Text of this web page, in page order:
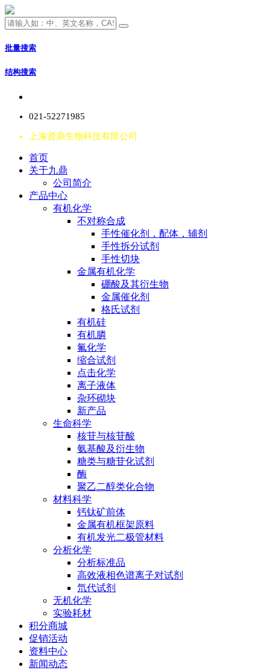
批量搜索
结构搜索
021-52271985
上海贤鼎生物科技有限公司
首页
关于九鼎
公司简介
产品中心
有机化学
不对称合成
手性催化剂，配体，辅剂
手性拆分试剂
手性切块
金属有机化学
硼酸及其衍生物
金属催化剂
格氏试剂
有机硅
有机膦
氟化学
缩合试剂
点击化学
离子液体
杂环砌块
新产品
生命科学
核苷与核苷酸
氨基酸及衍生物
糖类与糖苷化试剂
酶
聚乙二醇类化合物
材料科学
钙钛矿前体
金属有机框架原料
有机发光二极管材料
分析化学
分析标准品
高效液相色谱离子对试剂
氘代试剂
无机化学
实验耗材
积分商城
促销活动
资料中心
新闻动态